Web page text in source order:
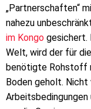
„Partnerschaften“
nahezu
im Kongo gesichert.
Welt, wird der für
benötigte Rohstoff
Boden geholt.